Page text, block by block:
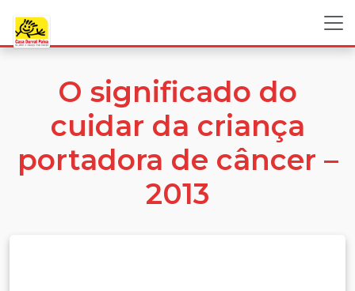
O significado do
cuidar da criança
portadora de câncer –
2013